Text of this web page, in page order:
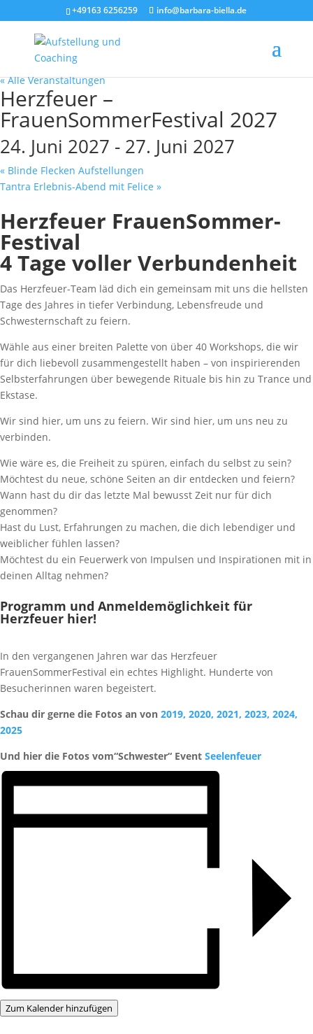
+49163 6256259 info@barbara-biella.de
« Alle Veranstaltungen
Herzfeuer –
FrauenSommerFestival 2027
24. Juni 2027 - 27. Juni 2027
« Blinde Flecken Aufstellungen
Tantra Erlebnis-Abend mit Felice »
Herzfeuer FrauenSommer-
Festival
4 Tage voller Verbundenheit
Das Herzfeuer-Team läd dich ein gemeinsam mit uns die hellsten
Tage des Jahres in tiefer Verbindung, Lebensfreude und
Schwesternschaft zu feiern.
Wähle aus einer breiten Palette von über 40 Workshops, die wir
für dich liebevoll zusammengestellt haben – von inspirierenden
Selbsterfahrungen über bewegende Rituale bis hin zu Trance und
Ekstase.
Wir sind hier, um uns zu feiern. Wir sind hier, um uns neu zu
verbinden.
Wie wäre es, die Freiheit zu spüren, einfach du selbst zu sein?
Möchtest du neue, schöne Seiten an dir entdecken und feiern?
Wann hast du dir das letzte Mal bewusst Zeit nur für dich
genommen?
Hast du Lust, Erfahrungen zu machen, die dich lebendiger und
weiblicher fühlen lassen?
Möchtest du ein Feuerwerk von Impulsen und Inspirationen mit in
deinen Alltag nehmen?
Programm und Anmeldemöglichkeit für
Herzfeuer hier!
In den vergangenen Jahren war das Herzfeuer
FrauenSommerFestival ein echtes Highlight. Hunderte von
Besucherinnen waren begeistert.
Schau dir gerne die Fotos an von 2019, 2020, 2021, 2023, 2024,
2025
Und hier die Fotos vom“Schwester“ Event Seelenfeuer
Zum Kalender hinzufügen